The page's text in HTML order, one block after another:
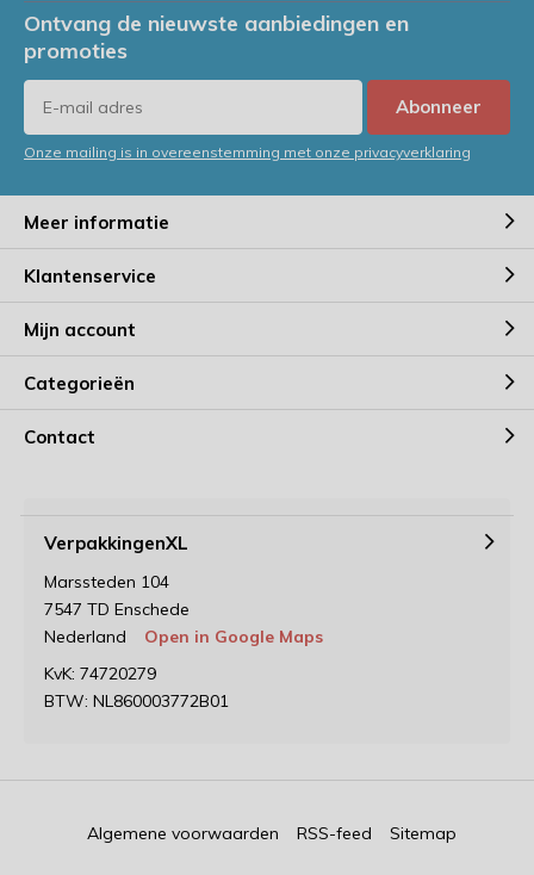
Ontvang de nieuwste aanbiedingen en
promoties
Abonneer
Onze mailing is in overeenstemming met onze privacyverklaring
Meer informatie
Klantenservice
Mijn account
Categorieën
Contact
VerpakkingenXL
Marssteden 104
7547 TD Enschede
Nederland
Open in Google Maps
KvK: 74720279
BTW: NL860003772B01
Algemene voorwaarden RSS-feed Sitemap